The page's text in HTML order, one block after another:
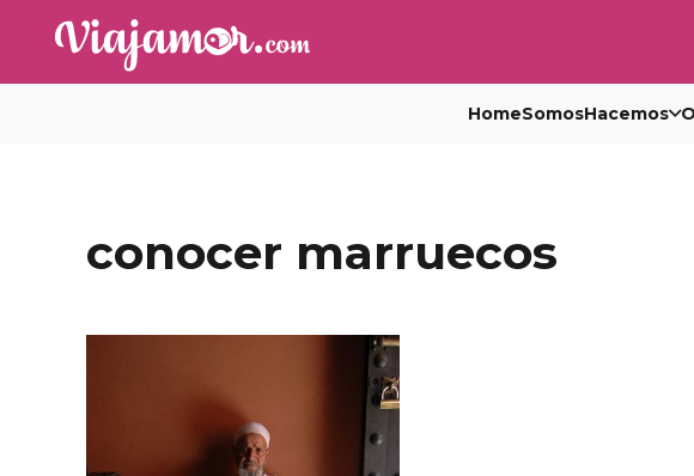
HomeSomosHacemos
conocer marruecos